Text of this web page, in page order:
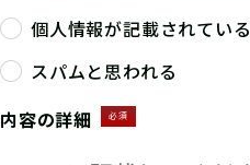
個人情報が記載されている
スパムと思われる
内容の詳細
必須